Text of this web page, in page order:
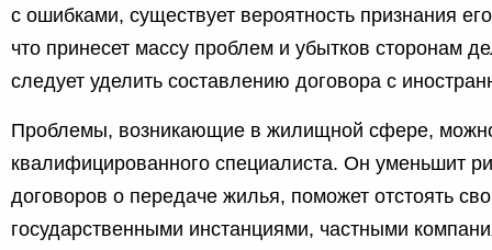
с ошибками, существует вероятность признания
что принесет массу проблем и убытков сторонам
следует уделить составлению договора с
Проблемы, возникающие в жилищной сфере,
квалифицированного специалиста. Он уменьшит
договоров о передаче жилья, поможет отстоять
государственными инстанциями, частными